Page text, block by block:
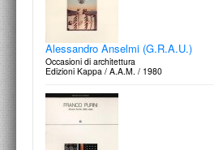
Alessandro Anselmi (G.R.A.U.)
Occasioni di architettura
Edizioni Kappa / A.A.M. / 1980